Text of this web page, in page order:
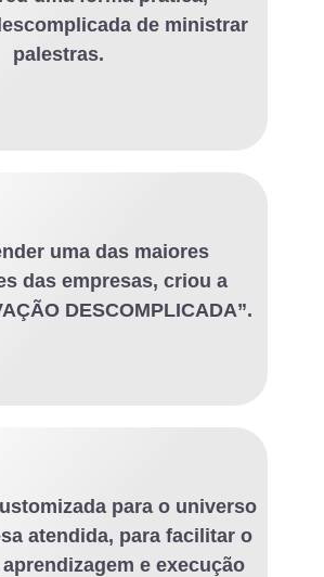
de ministrar
palestras.
uma das maiores
das empresas, criou a
DESCOMPLICADA”.
para o universo
atendida, para facilitar o
e execução